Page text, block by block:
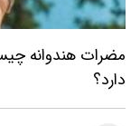
مضرات هندوانه
دارد؟